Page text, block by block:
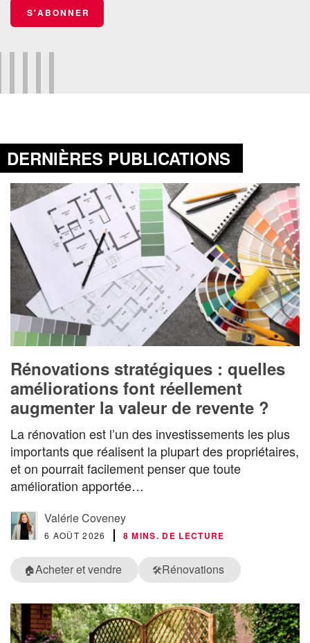
S'ABONNER
DERNIÈRES PUBLICATIONS
Rénovations stratégiques : quelles
améliorations font réellement
augmenter la valeur de revente ?
La rénovation est l’un des investissements les plus
importants que réalisent la plupart des propriétaires,
et on pourrait facilement penser que toute
amélioration apportée…
Valérie Coveney
6 AOÛT 2026 8 MINS. DE LECTURE
🏠Acheter et vendre 🛠️Rénovations